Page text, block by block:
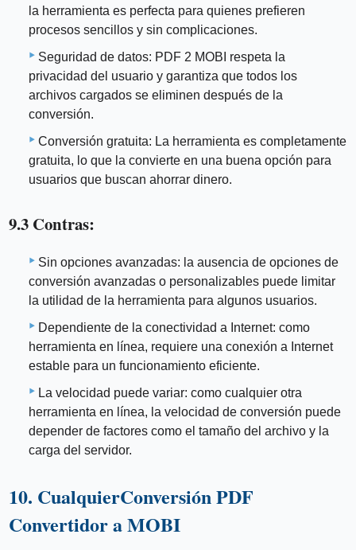
la herramienta es perfecta para quienes prefieren
procesos sencillos y sin complicaciones.
Seguridad de datos: PDF 2 MOBI respeta la
privacidad del usuario y garantiza que todos los
archivos cargados se eliminen después de la
conversión.
Conversión gratuita: La herramienta es completamente
gratuita, lo que la convierte en una buena opción para
usuarios que buscan ahorrar dinero.
9.3 Contras:
Sin opciones avanzadas: la ausencia de opciones de
conversión avanzadas o personalizables puede limitar
la utilidad de la herramienta para algunos usuarios.
Dependiente de la conectividad a Internet: como
herramienta en línea, requiere una conexión a Internet
estable para un funcionamiento eficiente.
La velocidad puede variar: como cualquier otra
herramienta en línea, la velocidad de conversión puede
depender de factores como el tamaño del archivo y la
carga del servidor.
10. CualquierConversión PDF
Convertidor a MOBI